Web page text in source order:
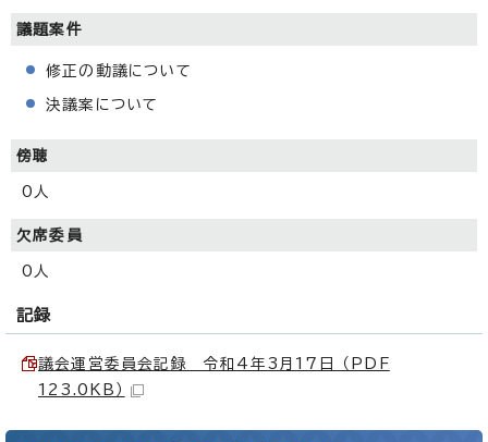
議題案件
修正の動議について
決議案について
傍聴
0人
欠席委員
0人
記録
議会運営委員会記録 令和4年3月17日 （PDF
123.0KB）